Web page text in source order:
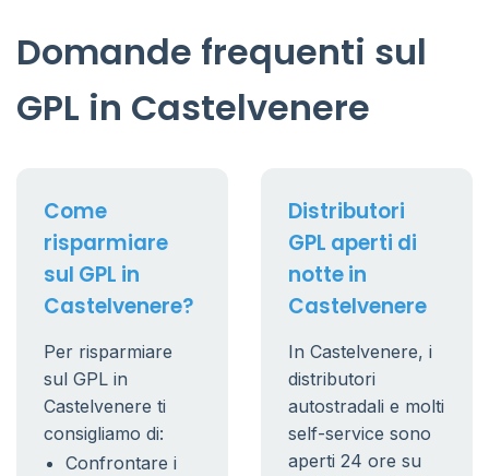
Domande frequenti sul
GPL in Castelvenere
Come
risparmiare
sul GPL in
Castelvenere?
Per risparmiare
sul GPL in
Castelvenere ti
consigliamo di:
Confrontare i
Distributori
GPL aperti di
notte in
Castelvenere
In Castelvenere, i
distributori
autostradali e molti
self-service sono
aperti 24 ore su